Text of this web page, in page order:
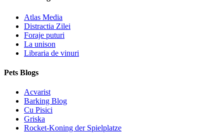
Atlas Media
Distractia Zilei
Foraje puturi
La unison
Libraria de vinuri
Pets Blogs
Acvarist
Barking Blog
Cu Pisici
Griska
Rocket-Koning der Spielplatze